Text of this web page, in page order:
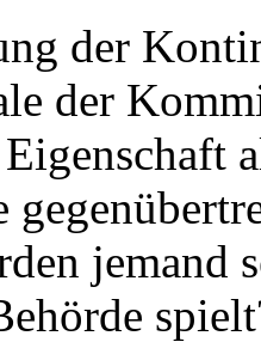
der
der
jemand